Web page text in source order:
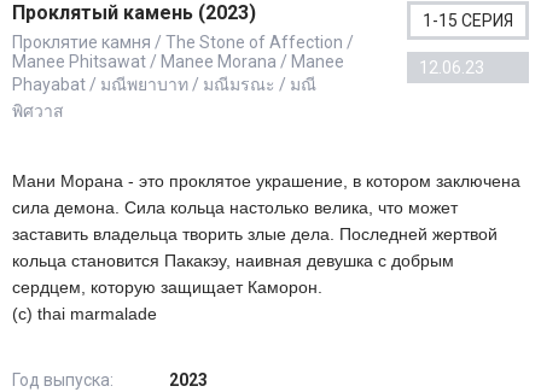
Проклятый камень (2023)
Проклятие камня / The Stone of Affection /
Manee Phitsawat / Manee Morana / Manee
Phayabat / มณีพยาบาท / มณีมรณะ / มณี
พิศวาส
1-15 СЕРИЯ
12.06.23
Мани Морана - это проклятое украшение, в котором заключена
сила демона. Сила кольца настолько велика, что может
заставить владельца творить злые дела. Последней жертвой
кольца становится Пакакэу, наивная девушка с добрым
сердцем, которую защищает Каморон.
(с) thai marmalade
Год выпуска:
2023